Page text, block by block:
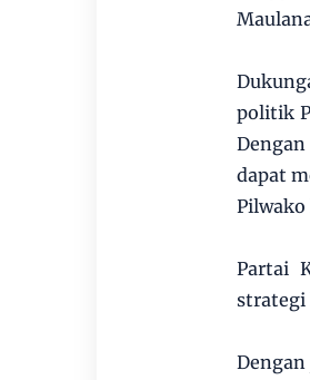
politik
dapat
Partai
strategi